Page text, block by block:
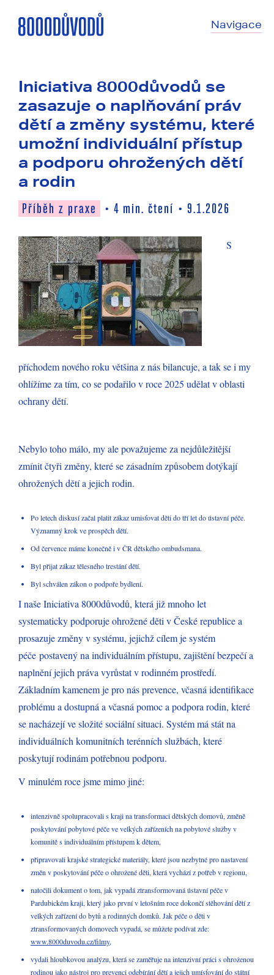
Navigace
Iniciativa 8000důvodů se
zasazuje o naplňování práv
dětí a změny systému, které
umožní individuální přístup
a podporu ohrožených dětí
a rodin
Příběh z praxe • 4 min. čtení • 9.1.2026
S
příchodem nového roku většina z nás bilancuje, a tak se i my
ohlížíme za tím, co se podařilo v roce 2025 udělat v oblasti
ochrany dětí.
Nebylo toho málo, my ale považujeme za nejdůležitější
zmínit čtyři změny, které se zásadním způsobem dotýkají
ohrožených dětí a jejich rodin.
Po letech diskusí začal platit zákaz umisťovat děti do tří let do ústavní péče.
Významný krok ve prospěch dětí.
Od července máme konečně i v ČR dětského ombudsmana.
Byl přijat zákaz tělesného trestání dětí.
Byl schválen zákon o podpoře bydlení.
I naše Iniciativa 8000důvodů, která již mnoho let
systematicky podporuje ohrožené děti v České republice a
prosazuje změny v systému, jejichž cílem je systém
péče postavený na individuálním přístupu, zajištění bezpečí a
naplnění jejich práva vyrůstat v rodinném prostředí.
Základním kamenem je pro nás prevence, včasná identifikace
problému a dostupná a včasná pomoc a podpora rodin, které
se nacházejí ve složité sociální situaci. Systém má stát na
individuálních komunitních terénních službách, které
poskytují rodinám potřebnou podporu.
V minulém roce jsme mimo jiné:
intenzivně spolupracovali s kraji na transformaci dětských domovů, změně
poskytování pobytové péče ve velkých zařízeních na pobytové služby v
komunitě s individuálním přístupem k dětem,
připravovali krajské strategické materiály, které jsou nezbytné pro nastavení
změn v poskytování péče o ohrožené děti, která vychází z potřeb v regionu,
natočili dokument o tom, jak vypadá ztransformovaná ústavní péče v
Pardubickém kraji, který jako první v letošním roce dokončí stěhování dětí z
velkých zařízení do bytů a rodinných domků. Jak péče o děti v
ztransformovaných domovech vypadá, se můžete podívat zde:
www.8000duvodu.cz/filmy,
vydali hloubkovou analýzu, která se zaměřuje na intenzivní práci s ohroženou
rodinou jako nástroj pro prevenci odebírání dětí a jejich umísťování do státní